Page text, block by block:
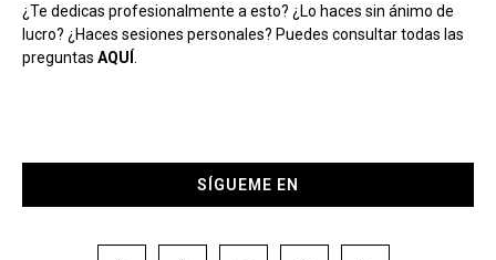
¿Te dedicas profesionalmente a esto? ¿Lo haces sin ánimo de
lucro? ¿Haces sesiones personales? Puedes consultar todas las
preguntas AQUÍ
SÍGUEME EN